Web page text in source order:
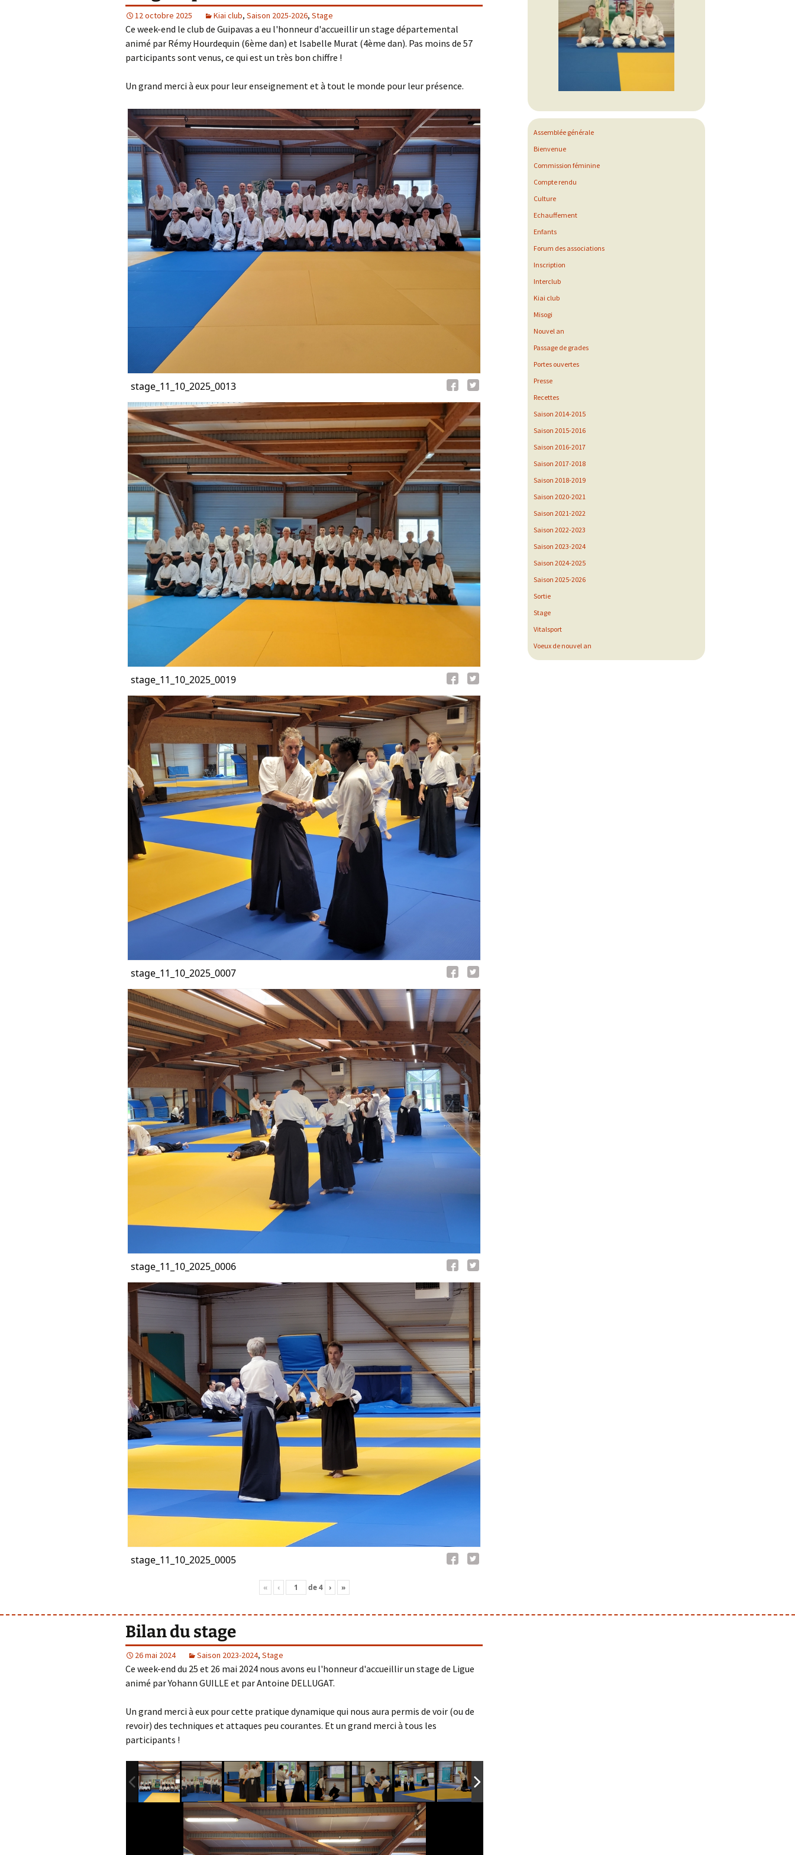
En dehors du tatami Culture
Recettes
12 octobre 2025 Kiai club, Saison 2025-2026, Stage
Ce week-end le club de Guipavas a eu l'honneur d'accueillir un stage départemental
animé par Rémy Hourdequin (6ème dan) et Isabelle Murat (4ème dan). Pas moins de 57
participants sont venus, ce qui est un très bon chiffre !
Un grand merci à eux pour leur enseignement et à tout le monde pour leur présence.
stage_11_10_2025_0013
stage_11_10_2025_0019
stage_11_10_2025_0007
stage_11_10_2025_0006
stage_11_10_2025_0005
« ‹ de4 › »
Bilan du stage
26 mai 2024 Saison 2023-2024, Stage
Ce week-end du 25 et 26 mai 2024 nous avons eu l'honneur d'accueillir un stage de Ligue
animé par Yohann GUILLE et par Antoine DELLUGAT.
Un grand merci à eux pour cette pratique dynamique qui nous aura permis de voir (ou de
revoir) des techniques et attaques peu courantes. Et un grand merci à tous les
participants !
Assemblée générale
Bienvenue
Commission féminine
Compte rendu
Culture
Echauffement
Enfants
Forum des associations
Inscription
Interclub
Kiai club
Misogi
Nouvel an
Passage de grades
Portes ouvertes
Presse
Recettes
Saison 2014-2015
Saison 2015-2016
Saison 2016-2017
Saison 2017-2018
Saison 2018-2019
Saison 2020-2021
Saison 2021-2022
Saison 2022-2023
Saison 2023-2024
Saison 2024-2025
Saison 2025-2026
Sortie
Stage
Vitalsport
Voeux de nouvel an